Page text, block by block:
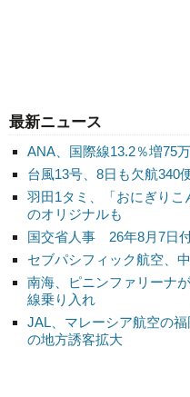
最新ニュース
ANA、国際線13.2％増75
台風13号、8日も欠航
羽田1タミ、「おにぎり
のオリジナルも
国交省人事 26年8月7日付
セブパシフィック航空、
南海、ピニンファリーナ
線乗り入れ
JAL、マレーシア航空の
の地方誘客拡大